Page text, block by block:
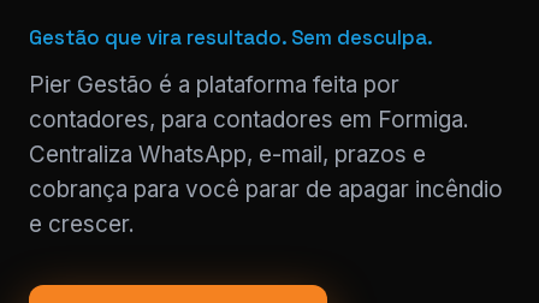
Gestão que vira resultado. Sem desculpa.
Pier Gestão é a plataforma feita por
contadores, para contadores em Formiga.
Centraliza WhatsApp, e-mail, prazos e
cobrança para você parar de apagar incêndio
e crescer.